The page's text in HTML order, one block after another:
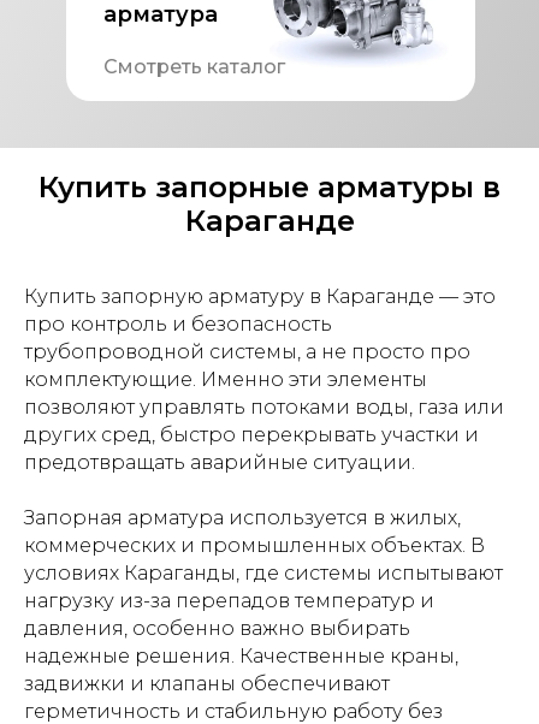
арматура
Смотреть каталог
Купить запорные арматуры в
Караганде
Купить запорную арматуру в Караганде — это
про контроль и безопасность
трубопроводной системы, а не просто про
комплектующие. Именно эти элементы
позволяют управлять потоками воды, газа или
других сред, быстро перекрывать участки и
предотвращать аварийные ситуации.
Запорная арматура используется в жилых,
коммерческих и промышленных объектах. В
условиях Караганды, где системы испытывают
нагрузку из-за перепадов температур и
давления, особенно важно выбирать
надежные решения. Качественные краны,
задвижки и клапаны обеспечивают
герметичность и стабильную работу без